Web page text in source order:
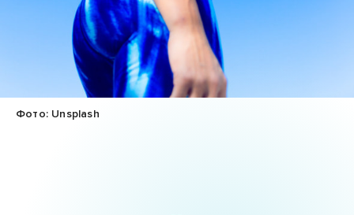
Фото: Unsplash